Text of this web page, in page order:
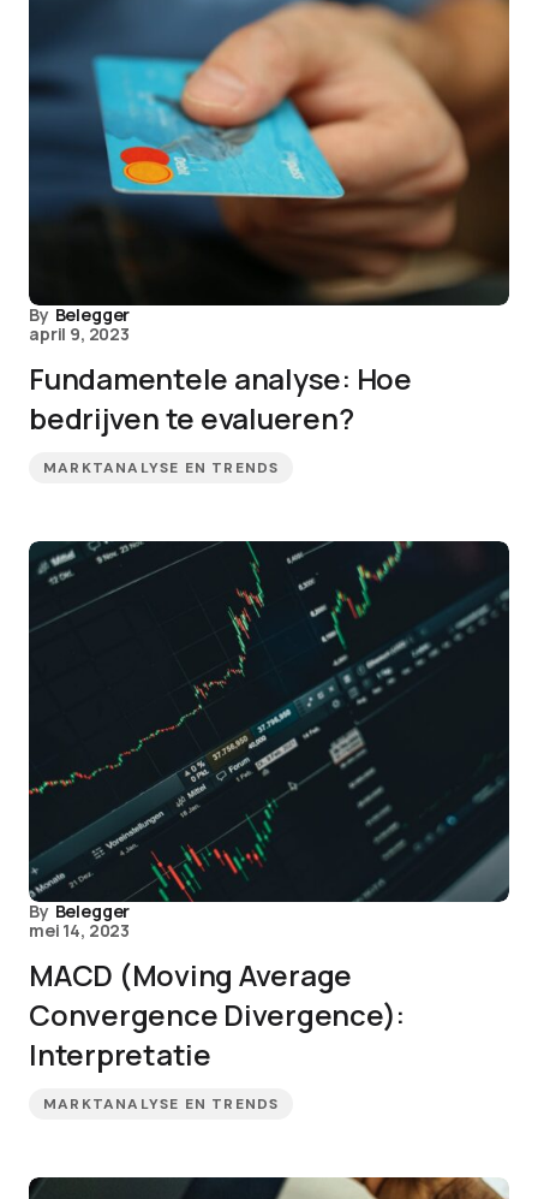
By Belegger
april 9, 2023
Fundamentele analyse: Hoe
bedrijven te evalueren?
MARKTANALYSE EN TRENDS
By Belegger
mei 14, 2023
MACD (Moving Average
Convergence Divergence):
Interpretatie
MARKTANALYSE EN TRENDS